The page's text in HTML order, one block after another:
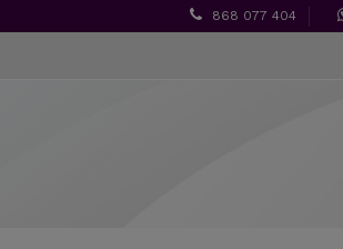
868 077 404